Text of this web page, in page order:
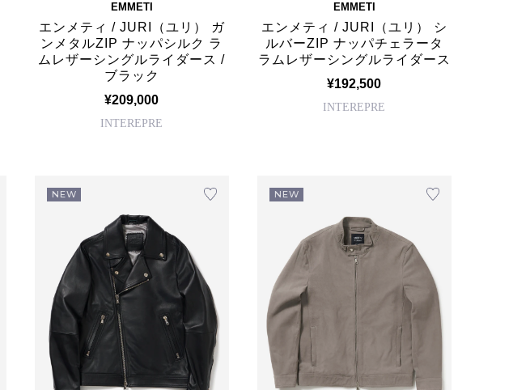
EMMETI
エンメティ / JURI（ユリ） ガ
ンメタルZIP ナッパシルク ラ
ムレザーシングルライダース /
ブラック
¥209,000
INTEREPRE
EMMETI
エンメティ / JURI（ユリ） シ
ルバーZIP ナッパチェラータ
ラムレザーシングルライダース
¥192,500
INTEREPRE
NEW NEW